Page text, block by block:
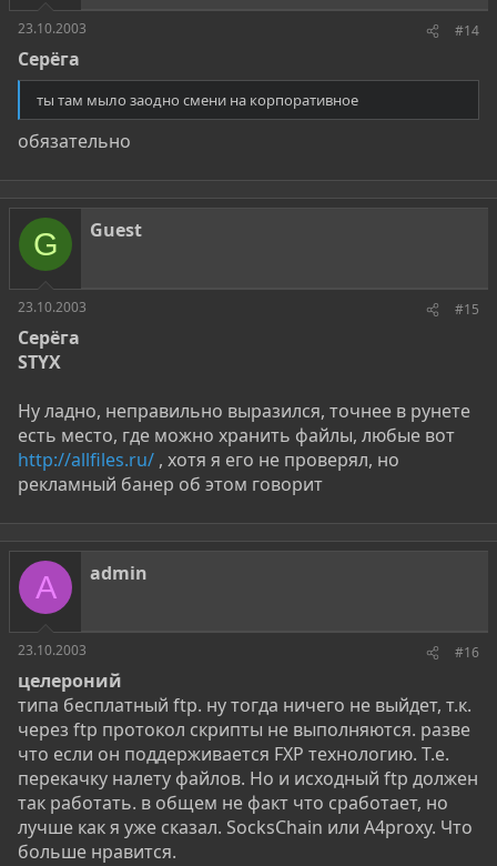
23.10.2003 #14
Серёга
ты там мыло заодно смени на корпоративное
обязательно
G Guest
23.10.2003 #15
Серёга
STYX
Ну ладно, неправильно выразился, точнее в рунете
есть место, где можно хранить файлы, любые вот
http://allfiles.ru/ , хотя я его не проверял, но
рекламный банер об этом говорит
A admin
23.10.2003 #16
целероний
типа бесплатный ftp. ну тогда ничего не выйдет, т.к.
через ftp протокол скрипты не выполняются. разве
что если он поддерживается FXP технологию. Т.е.
перекачку налету файлов. Но и исходный ftp должен
так работать. в общем не факт что сработает, но
лучше как я уже сказал. SocksChain или A4proxy. Что
больше нравится.